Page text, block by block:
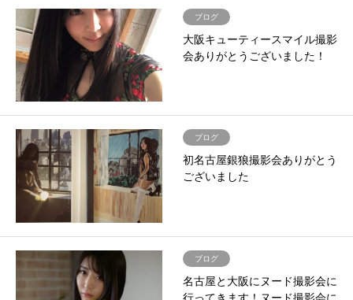
ブログ
大阪キューティースマイル撮影
会ありがとうございました！
ブログ
初名古屋銀狼撮影会ありがとう
ございました
ブログ
名古屋と大阪にヌード撮影会に
行ってきます！ヌード撮影会に